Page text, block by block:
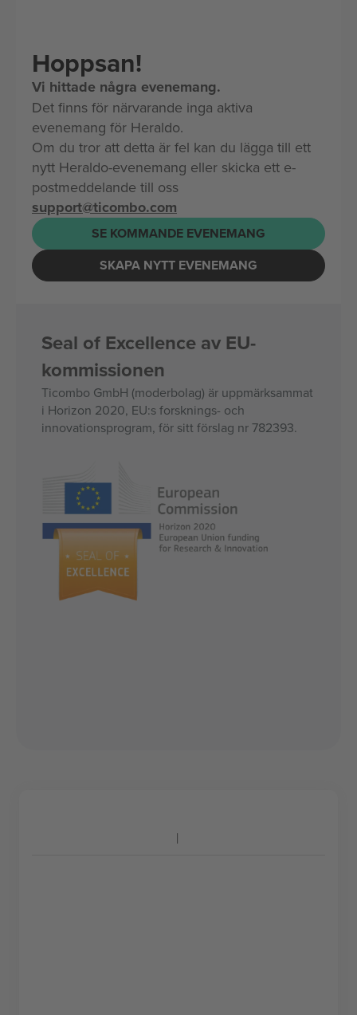
Hoppsan!
Vi hittade några evenemang.
Det finns för närvarande inga aktiva
evenemang för Heraldo.
Om du tror att detta är fel kan du lägga till ett
nytt Heraldo-evenemang eller skicka ett e-
postmeddelande till oss
support@ticombo.com
SE KOMMANDE EVENEMANG
SKAPA NYTT EVENEMANG
Seal of Excellence av EU-
kommissionen
Ticombo GmbH (moderbolag) är uppmärksammat
i Horizon 2020, EU:s forsknings- och
innovationsprogram, för sitt förslag nr 782393.